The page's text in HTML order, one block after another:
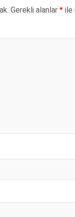
Gerekli alanlar * ile